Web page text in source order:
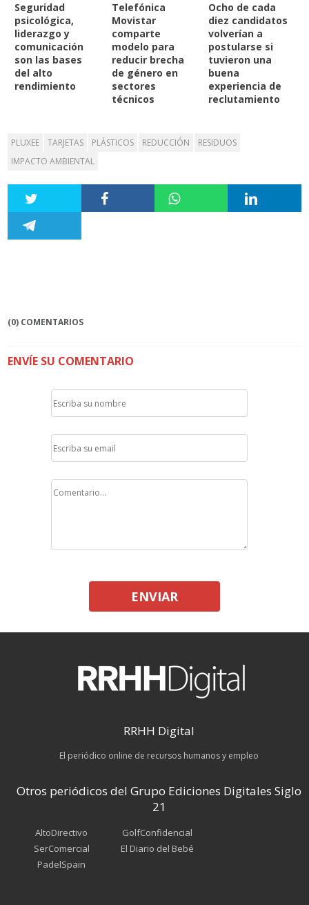
Seguridad
psicológica,
liderazgo y
comunicación
son las bases
del alto
rendimiento
Telefónica
Movistar
comparte
modelo para
reducir brecha
de género en
sectores
técnicos
Ocho de cada
diez candidatos
volverían a
postularse si
tuvieron una
buena
experiencia de
reclutamiento
PLUXEE TARJETAS PLÁSTICOS REDUCCIÓN
RESIDUOS
IMPACTO AMBIENTAL
(0) COMENTARIOS
ENVÍE SU COMENTARIO
ENVIAR
RRHH Digital
El periódico online de recursos humanos y empleo
Otros periódicos del Grupo Ediciones Digitales Siglo
21
AltoDirectivo
SerComercial
PadelSpain
GolfConfidencial
El Diario del Bebé